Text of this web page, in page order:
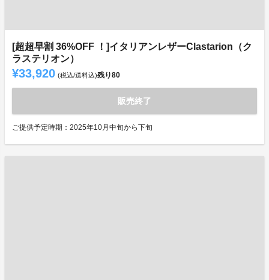
[超超早割 36%OFF ！]イタリアンレザーClastarion（ク
ラステリオン）
¥33,920 (税込/送料込)残り80
販売終了
ご提供予定時期：2025年10月中旬から下旬